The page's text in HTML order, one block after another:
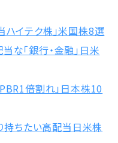
ハイテク株」米国株8選
な「銀行・金融」日米
倍割れ」日本株10
持ちたい高配当日米株